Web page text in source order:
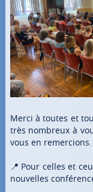
Merci à toutes et
très nombreux à
vous en remercions.
📍 Pour celles et
nouvelles